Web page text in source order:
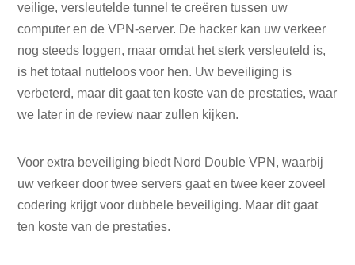
veilige, versleutelde tunnel te creëren tussen uw
computer en de VPN-server. De hacker kan uw verkeer
nog steeds loggen, maar omdat het sterk versleuteld is,
is het totaal nutteloos voor hen. Uw beveiliging is
verbeterd, maar dit gaat ten koste van de prestaties, waar
we later in de review naar zullen kijken.
Voor extra beveiliging biedt Nord Double VPN, waarbij
uw verkeer door twee servers gaat en twee keer zoveel
codering krijgt voor dubbele beveiliging. Maar dit gaat
ten koste van de prestaties.